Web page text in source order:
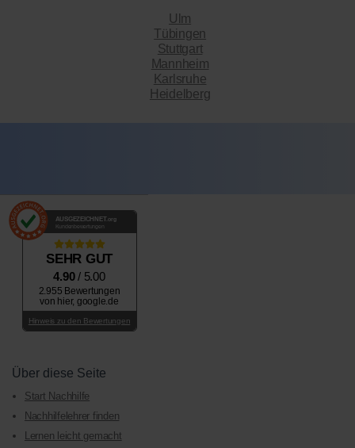
Ulm
Tübingen
Stuttgart
Mannheim
Karlsruhe
Heidelberg
AUSGEZEICHNET .org
Kundenbewertungen
SEHR GUT
4.90/ 5.00
2.955 Bewertungen
von hier, google.de
Hinweis zu den Bewertungen
Über diese Seite
Start Nachhilfe
Nachhilfelehrer finden
Lernen leicht gemacht